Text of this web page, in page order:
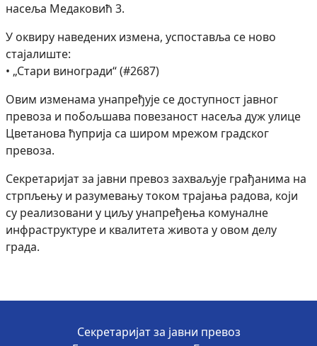
насеља Медаковић 3.
У оквиру наведених измена, успоставља се ново
стајалиште:
• „Стари виногради“ (#2687)
Овим изменама унапређује се доступност јавног
превоза и побољшава повезаност насеља дуж улице
Цветанова ћуприја са широм мрежом градског
превоза.
Секретаријат за јавни превоз захваљује грађанима на
стрпљењу и разумевању током трајања радова, који
су реализовани у циљу унапређења комуналне
инфраструктуре и квалитета живота у овом делу
града.
Секретаријат за јавни превоз